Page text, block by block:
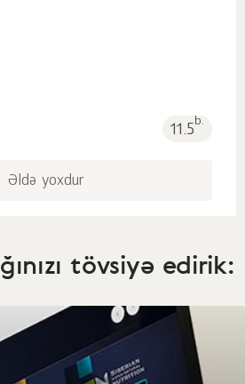
11.5b.
Əldə yoxdur
tövsiyə edirik: